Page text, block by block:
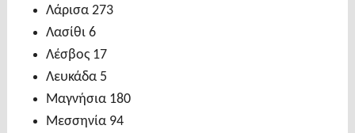
Λάρισα 273
Λασίθι 6
Λέσβος 17
Λευκάδα 5
Μαγνήσια 180
Μεσσηνία 94